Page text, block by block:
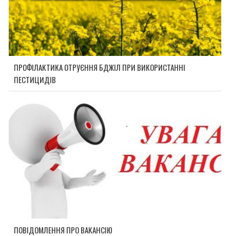
ПРОФІЛАКТИКА ОТРУЄННЯ БДЖІЛ ПРИ ВИКОРИСТАННІ
ПЕСТИЦИДІВ
ПОВІДОМЛЕННЯ ПРО ВАКАНСІЮ